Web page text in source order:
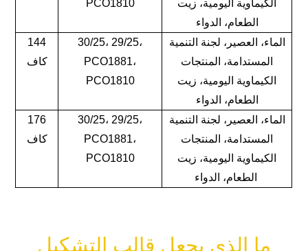
PCO1810
الكيماوية اليومية، زيت
الطعام، الدواء
144
كاف
30/25، 29/25،
PCO1881،
PCO1810
الماء، العصير، لجنة التنمية
المستدامة، المنتجات
الكيماوية اليومية، زيت
الطعام، الدواء
176
كاف
30/25، 29/25،
PCO1881،
PCO1810
الماء، العصير، لجنة التنمية
المستدامة، المنتجات
الكيماوية اليومية، زيت
الطعام، الدواء
ما الذي يجعل قالب التشكيل